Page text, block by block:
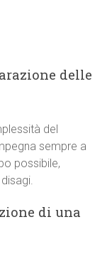
delle
del
sempre a
possibile,
di una